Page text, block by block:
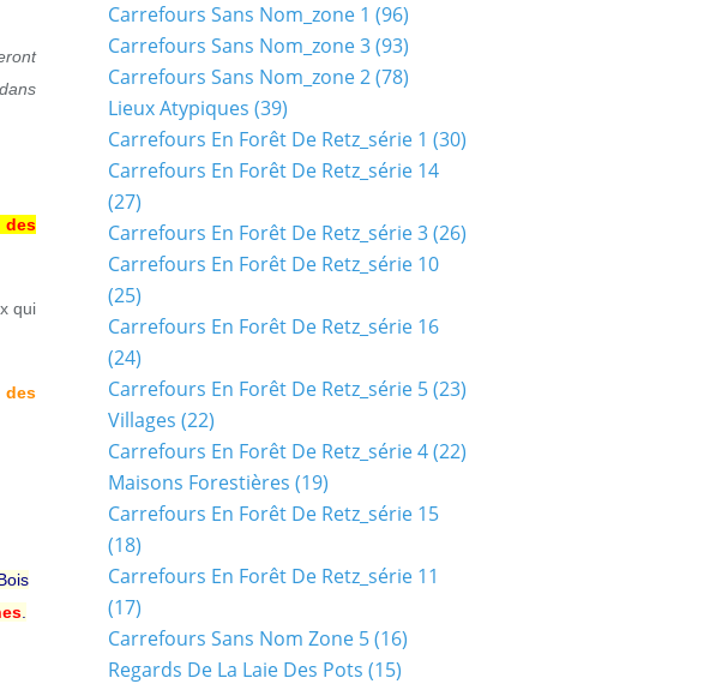
des
qui
des
Carrefours Sans Nom_zone 1 (96)
Carrefours Sans Nom_zone 3(93)
Carrefours Sans Nom_zone 2(78)
Lieux Atypiques (39)
Carrefours En Forêt De Retz_série 1 (30)
Carrefours En Forêt De Retz_série 14
(27)
Carrefours En Forêt De Retz_série 3(26)
Carrefours En Forêt De Retz_série 10
(25)
Carrefours En Forêt De Retz_série 16
(24)
Carrefours En Forêt De Retz_série 5(23)
Villages (22)
Carrefours En Forêt De Retz_série 4(22)
Maisons Forestières (19)
Carrefours En Forêt De Retz_série 15
(18)
Carrefours En Forêt De Retz_série 11
(17)
Carrefours Sans Nom Zone 5(16)
Regards De La Laie Des Pots (15)